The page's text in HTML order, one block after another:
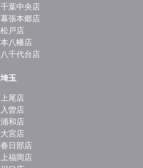
千葉中央店
幕張本郷店
松戸店
本八幡店
八千代台店
埼玉
上尾店
入曽店
浦和店
大宮店
春日部店
上福岡店